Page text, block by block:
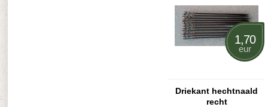
1,70
eur
Driekant hechtnaald
recht